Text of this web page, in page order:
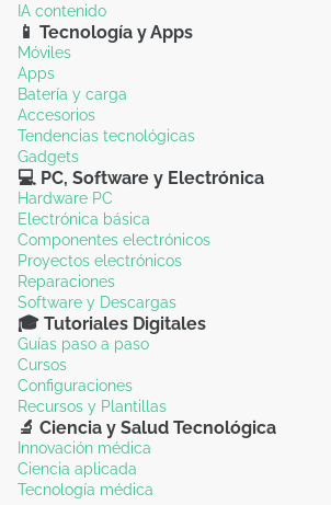
IA contenido
📱 Tecnología y Apps
Móviles
Apps
Batería y carga
Accesorios
Tendencias tecnológicas
Gadgets
💻 PC, Software y Electrónica
Hardware PC
Electrónica básica
Componentes electrónicos
Proyectos electrónicos
Reparaciones
Software y Descargas
🎓 Tutoriales Digitales
Guías paso a paso
Cursos
Configuraciones
Recursos y Plantillas
🔬 Ciencia y Salud Tecnológica
Innovación médica
Ciencia aplicada
Tecnología médica